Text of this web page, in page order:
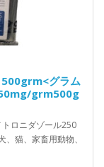
グラム
grm500g
トロニダゾール250
猫、家畜用動物、